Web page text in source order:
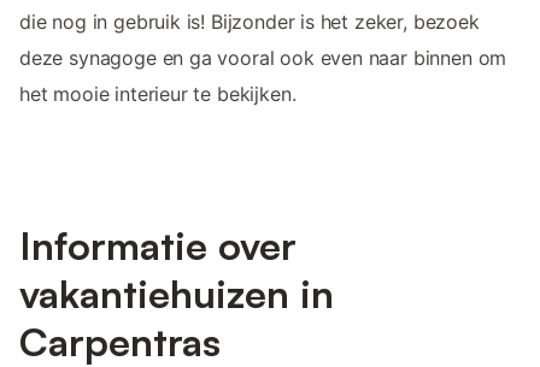
die nog in gebruik is! Bijzonder is het zeker, bezoek
deze synagoge en ga vooral ook even naar binnen om
het mooie interieur te bekijken.
Informatie over
vakantiehuizen in
Carpentras